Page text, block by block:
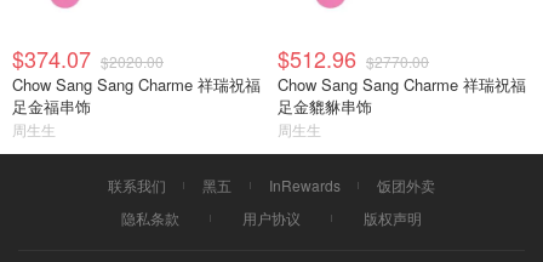
$374.07 $2020.00
Chow Sang Sang Charme 祥瑞祝福
足金福串饰
周生生
$512.96 $2770.00
Chow Sang Sang Charme 祥瑞祝福
足金貔貅串饰
周生生
联系我们 黑五 InRewards
饭团外卖
隐私条款
用户协议 版权声明